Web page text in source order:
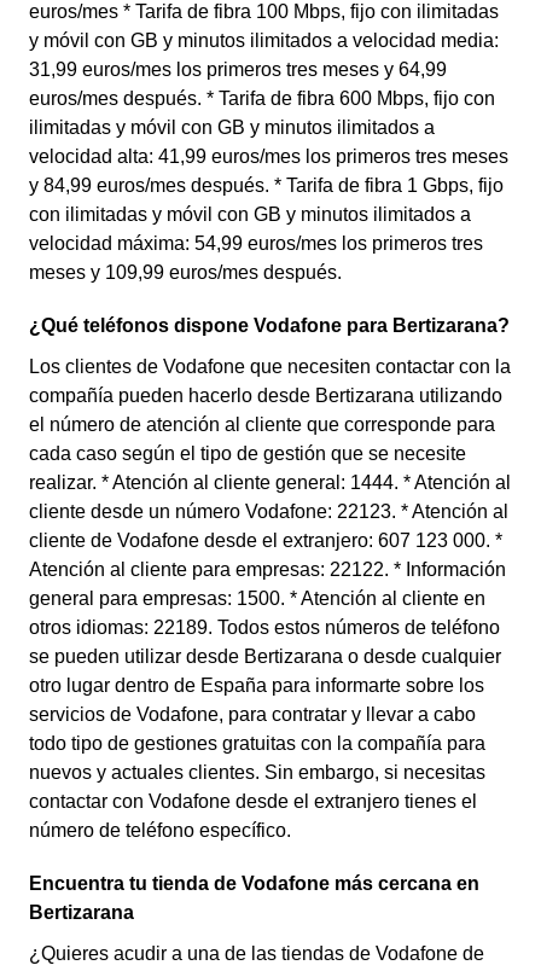
euros/mes * Tarifa de fibra 100 Mbps, fijo con ilimitadas
y móvil con GB y minutos ilimitados a velocidad media:
31,99 euros/mes los primeros tres meses y 64,99
euros/mes después. * Tarifa de fibra 600 Mbps, fijo con
ilimitadas y móvil con GB y minutos ilimitados a
velocidad alta: 41,99 euros/mes los primeros tres meses
y 84,99 euros/mes después. * Tarifa de fibra 1 Gbps, fijo
con ilimitadas y móvil con GB y minutos ilimitados a
velocidad máxima: 54,99 euros/mes los primeros tres
meses y 109,99 euros/mes después.
¿Qué teléfonos dispone Vodafone para Bertizarana?
Los clientes de Vodafone que necesiten contactar con la
compañía pueden hacerlo desde Bertizarana utilizando
el número de atención al cliente que corresponde para
cada caso según el tipo de gestión que se necesite
realizar. * Atención al cliente general: 1444. * Atención al
cliente desde un número Vodafone: 22123. * Atención al
cliente de Vodafone desde el extranjero: 607 123 000. *
Atención al cliente para empresas: 22122. * Información
general para empresas: 1500. * Atención al cliente en
otros idiomas: 22189. Todos estos números de teléfono
se pueden utilizar desde Bertizarana o desde cualquier
otro lugar dentro de España para informarte sobre los
servicios de Vodafone, para contratar y llevar a cabo
todo tipo de gestiones gratuitas con la compañía para
nuevos y actuales clientes. Sin embargo, si necesitas
contactar con Vodafone desde el extranjero tienes el
número de teléfono específico.
Encuentra tu tienda de Vodafone más cercana en
Bertizarana
¿Quieres acudir a una de las tiendas de Vodafone de